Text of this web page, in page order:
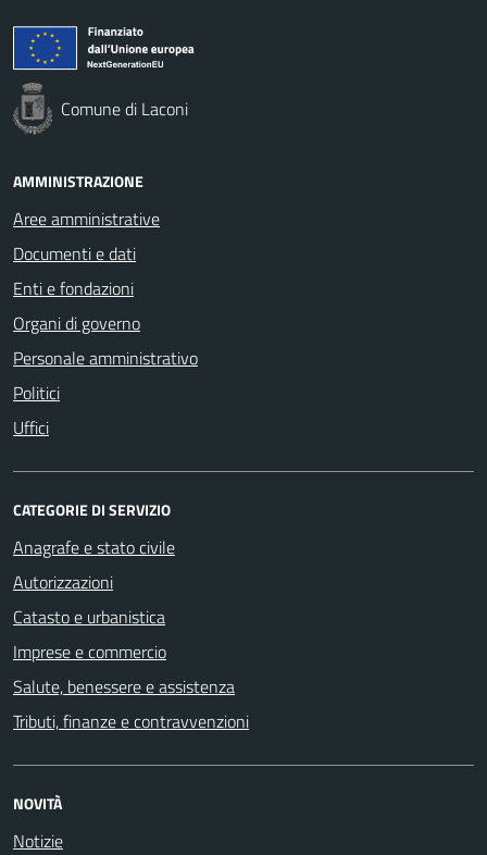
Comune di Laconi
AMMINISTRAZIONE
Aree amministrative
Documenti e dati
Enti e fondazioni
Organi di governo
Personale amministrativo
Politici
Uffici
CATEGORIE DI SERVIZIO
Anagrafe e stato civile
Autorizzazioni
Catasto e urbanistica
Imprese e commercio
Salute, benessere e assistenza
Tributi, finanze e contravvenzioni
NOVITÀ
Notizie